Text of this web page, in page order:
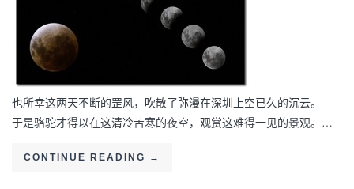
也所幸这两天不断的罡风，吹散了弥漫在深圳上空已久的沉云。
于是骆驼才得以在这清冷苦寒的夜空，观赏这难得一见的景观。…
CONTINUE READING →